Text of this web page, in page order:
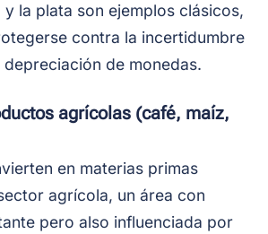
la plata son ejemplos clásicos,
contra la incertidumbre
de monedas.
agrícolas (café, maíz,
en materias primas
agrícola, un área con
pero also influenciada por